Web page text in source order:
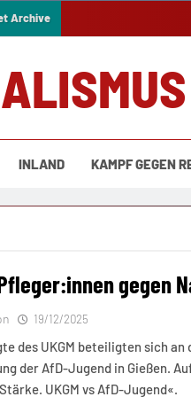
Archive
INLAND KAMPF GEGEN
gegen
19/12/2025
des UKGM beteiligten sich
der AfD-Jugend in Gießen.
UKGM vs AfD-Jugend«.